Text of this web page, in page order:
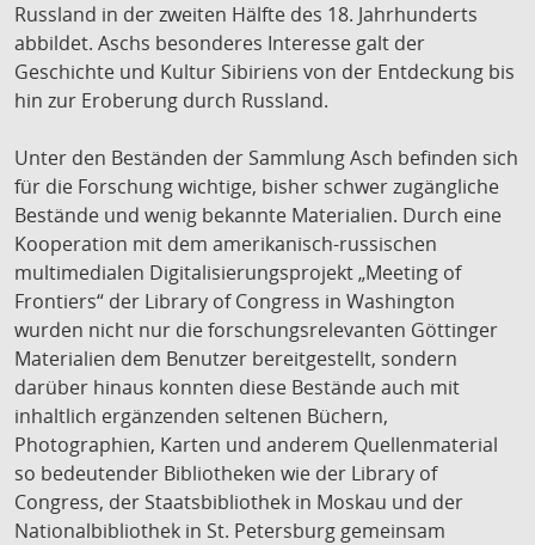
Russland in der zweiten Hälfte des 18. Jahrhunderts
abbildet. Aschs besonderes Interesse galt der
Geschichte und Kultur Sibiriens von der Entdeckung bis
hin zur Eroberung durch Russland.
Unter den Beständen der Sammlung Asch befinden sich
für die Forschung wichtige, bisher schwer zugängliche
Bestände und wenig bekannte Materialien. Durch eine
Kooperation mit dem amerikanisch-russischen
multimedialen Digitalisierungsprojekt „Meeting of
Frontiers“ der Library of Congress in Washington
wurden nicht nur die forschungsrelevanten Göttinger
Materialien dem Benutzer bereitgestellt, sondern
darüber hinaus konnten diese Bestände auch mit
inhaltlich ergänzenden seltenen Büchern,
Photographien, Karten und anderem Quellenmaterial
so bedeutender Bibliotheken wie der Library of
Congress, der Staatsbibliothek in Moskau und der
Nationalbibliothek in St. Petersburg gemeinsam